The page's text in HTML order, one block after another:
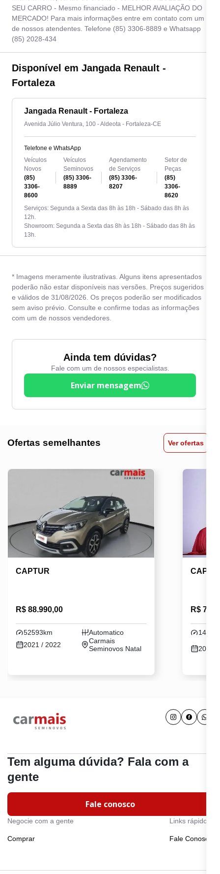
SEU CARRO - Mesmo financiado - MELHOR AVALIAÇÃO DO
MERCADO! Para mais informações entre em contato com um
de nossos atendentes. Telefone (85) 3306-8889 e Whatsapp
(85) 2028-434
Disponível em Jangada Renault -
Fortaleza
Jangada Renault - Fortaleza
Avenida Júlio Ventura, 100 - Aldeota - Fortaleza-CE
Telefone e WhatsApp
Veículos
Novos
(85)
3306-
8600
Veículos
Seminovos
(85) 3306-
8889
Agendamento
de Serviços
(85) 3306-
8207
Setor de
Peças
(85)
3306-
8620
Serviços: Segunda a Sexta das 8h às 18h - Sábado das 8h às
12h.
Showroom: Segunda a Sexta das 8h às 18h - Sábado das 8h às
13h.
* Imagens meramente ilustrativas. Alguns itens apresentados
poderão não estar disponíveis nas versões. Preços sugeridos
e válidos de 31/08/2026. Os preços poderão ser modificados
sem aviso prévio. Consulte e confirme todas as informações
com um de nossos vendedores.
Ainda tem dúvidas?
Fale com um de nossos especialistas.
Enviar mensagem
Ofertas semelhantes Ver ofertas
CAPTUR
R$ 88.990,00
52593km
Automatico
2021 / 2022
Carmais
Seminovos Natal
R$
2020 /
Tem alguma dúvida? Fala com a
gente
Fale conosco
Negocie com a gente
Comprar
Links rápidos
Fale Conosco